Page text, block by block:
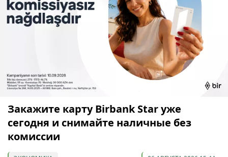
Закажите карту Birbank Star уже
сегодня и снимайте наличные без
комиссии